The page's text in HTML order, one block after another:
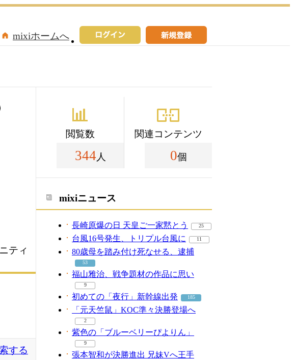
mixiホームへ
ティ
する
閲覧数
344 人
関連コンテンツ
0個
mixiニュース
長崎原爆の日 天皇ご一家黙とう 25
台風16号発生、トリプル台風に 11
80歳母を踏み付け死なせる、逮捕
53
福山雅治、戦争題材の作品に思い
9
初めての「夜行」新幹線出発 185
「元天竺鼠」KOC準々決勝登場へ
2
紫色の「ブルーベリーぴよりん」
9
張本智和が決勝進出 兄妹Vへ王手